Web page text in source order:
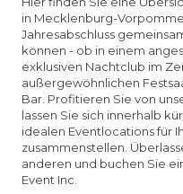
in Mecklenburg-
Jahresabschluss
können - ob in einem
exklusiven Nachtclub im
außergewöhnlichen
Bar. Profitieren Sie von
lassen Sie sich innerhalb
idealen Eventlocations für
zusammenstellen.
anderen und buchen Sie
Event Inc.